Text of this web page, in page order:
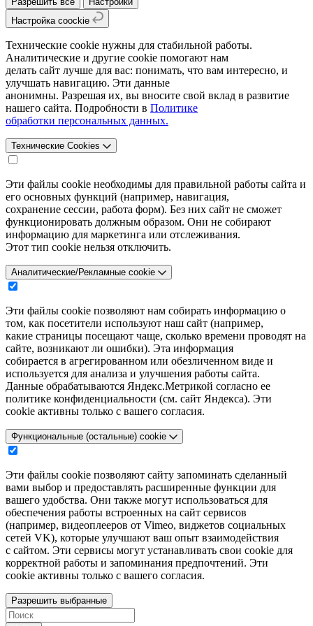
Настройка coockie
Технические cookie нужны для стабильной работы.
Аналитические и другие cookie помогают нам
делать сайт лучше для вас: понимать, что вам интересно, и
улучшать навигацию. Эти данные
анонимны. Разрешая их, вы вносите свой вклад в развитие
нашего сайта. Подробности в Политике
обработки персональных данных.
Технические Cookies
Эти файлы cookie необходимы для правильной работы сайта и
его основных функций (например, навигация,
сохранение сессии, работа форм). Без них сайт не сможет
функционировать должным образом. Они не собирают
информацию для маркетинга или отслеживания.
Этот тип cookie нельзя отключить.
Аналитические/Рекламные cookie
Эти файлы cookie позволяют нам собирать информацию о
том, как посетители используют наш сайт (например,
какие страницы посещают чаще, сколько времени проводят на
сайте, возникают ли ошибки). Эта информация
собирается в агрегированном или обезличенном виде и
используется для анализа и улучшения работы сайта.
Данные обрабатываются Яндекс.Метрикой согласно ее
политике конфиденциальности (см. сайт Яндекса). Эти
cookie активны только с вашего согласия.
Функциональные (остальные) cookie
Эти файлы cookie позволяют сайту запоминать сделанный
вами выбор и предоставлять расширенные функции для
вашего удобства. Они также могут использоваться для
обеспечения работы встроенных на сайт сервисов
(например, видеоплееров от Vimeo, виджетов социальных
сетей VK), которые улучшают ваш опыт взаимодействия
с сайтом. Эти сервисы могут устанавливать свои cookie для
корректной работы и запоминания предпочтений. Эти
cookie активны только с вашего согласия.
Разрешить выбранные